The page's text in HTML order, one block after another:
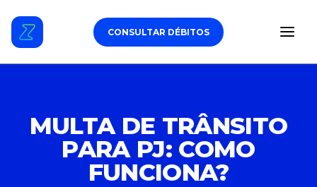
CONSULTAR DÉBITOS
DÉBITOS VEICULARES
TAG DE PEDÁGIO
MULTA DE TRÂNSITO
PARA PJ: COMO
FUNCIONA?